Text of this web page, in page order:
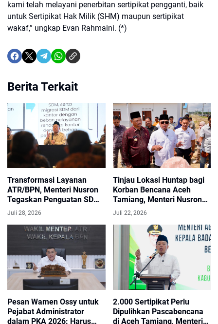
kami telah melayani penerbitan sertipikat pengganti, baik
untuk Sertipikat Hak Milik (SHM) maupun sertipikat
wakaf,” ungkap Evan Rahmaini. (*)
Berita Terkait
Transformasi Layanan
ATR/BPN, Menteri Nusron
Tegaskan Penguatan SDM
yang Berorientasi
Pelayanan
Juli 28, 2026
Tinjau Lokasi Huntap bagi
Korban Bencana Aceh
Tamiang, Menteri Nusron
Pastikan Lahan 100% Siap
Digunakan
Juli 22, 2026
Pesan Wamen Ossy untuk
Pejabat Administrator
dalam PKA 2026: Harus
2.000 Sertipikat Perlu
Dipulihkan Pascabencana
di Aceh Tamiang, Menteri